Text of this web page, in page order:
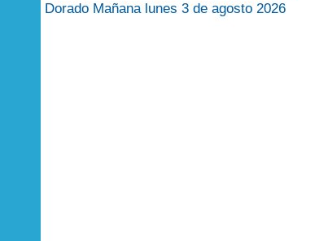
Dorado Mañana lunes 3 de agosto 2026